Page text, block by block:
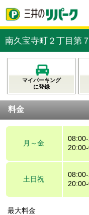
南久宝寺町２丁目第７
マイパーキング
に登録
料金
月～金
土日祝
最大料金